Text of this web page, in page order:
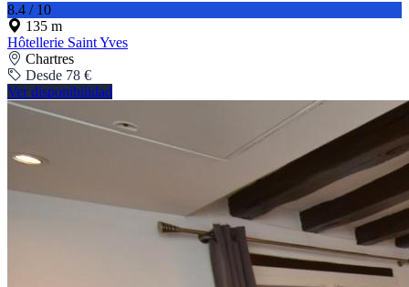
8.4 / 10
135 m
Hôtellerie Saint Yves
Chartres
Desde 78 €
Ver disponibilidad